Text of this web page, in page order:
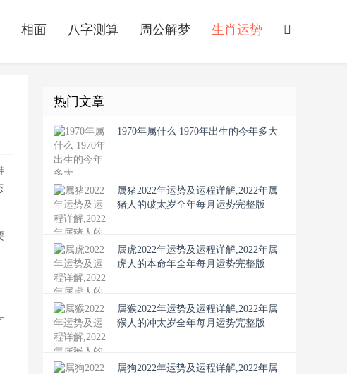
相面 八字测算 周公解梦 生肖运势
热门文章
1970年属什么 1970年出生的今年多大
属猪2022年运势及运程详解,2022年属
猪人的破太岁全年每月运势完整版
属虎2022年运势及运程详解,2022年属
虎人的本命年全年每月运势完整版
属猴2022年运势及运程详解,2022年属
猴人的冲太岁全年每月运势完整版
属狗2022年运势及运程详解,2022年属